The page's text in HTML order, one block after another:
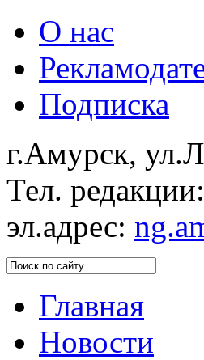
О нас
Подписка
г.Амурск,
Тел. редакции:
эл.адрес:
Главная
Новости